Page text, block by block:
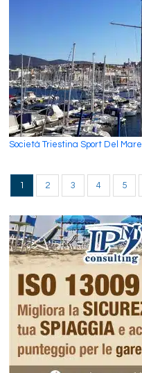
Società Triestina Sport Del Mare
1 2 3 4 5